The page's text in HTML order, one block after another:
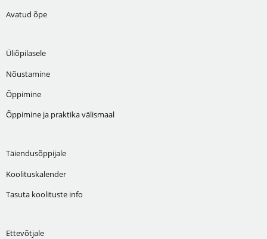
Avatud õpe
Üliõpilasele
Nõustamine
Õppimine
Õppimine ja praktika välismaal
Täiendusõppijale
Koolituskalender
Tasuta koolituste info
Ettevõtjale